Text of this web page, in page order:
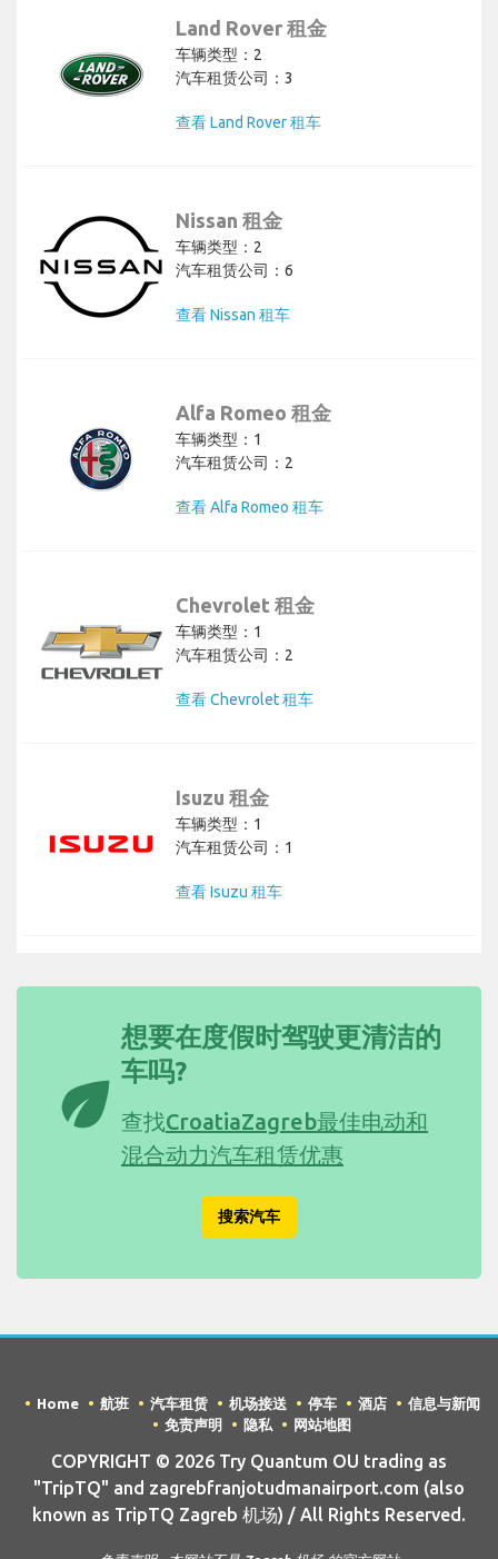
Land Rover 租金
车辆类型：2
汽车租赁公司：3
查看 Land Rover 租车
Nissan 租金
车辆类型：2
汽车租赁公司：6
查看 Nissan 租车
Alfa Romeo 租金
车辆类型：1
汽车租赁公司：2
查看 Alfa Romeo 租车
Chevrolet 租金
车辆类型：1
汽车租赁公司：2
查看 Chevrolet 租车
Isuzu 租金
车辆类型：1
汽车租赁公司：1
查看 Isuzu 租车
eco
想要在度假时驾驶更清洁的
车吗?
查找CroatiaZagreb最佳电动和
混合动力汽车租赁优惠
搜索汽车
Home 航班 汽车租赁 机场接送 停车 酒店
信息与新闻
免责声明
隐私 网站地图
COPYRIGHT © 2026 Try Quantum OU trading as
"TripTQ" and zagrebfranjotudmanairport.com (also
known as TripTQ Zagreb 机场) / All Rights Reserved.